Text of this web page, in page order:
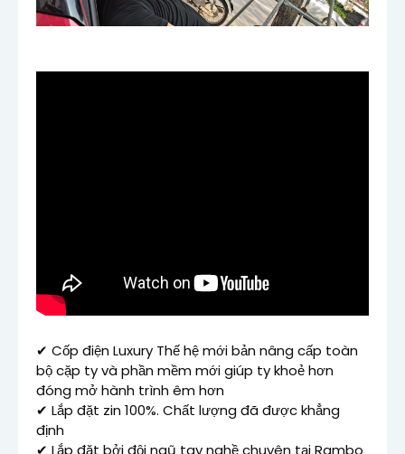
✔ Cốp điện Luxury Thế hệ mới bản nâng cấp toàn
bộ cặp ty và phần mềm mới giúp ty khoẻ hơn
đóng mở hành trình êm hơn
✔ Lắp đặt zin 100%. Chất lượng đã được khẳng
định
✔ Lắp đặt bởi đội ngũ tay nghề chuyên tại Rambo